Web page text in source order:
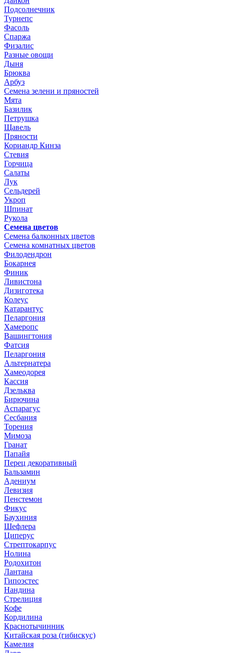
Подсолнечник
Турнепс
Фасоль
Спаржа
Физалис
Разные овощи
Дыня
Брюква
Арбуз
Семена зелени и пряностей
Мята
Базилик
Петрушка
Щавель
Пряности
Кориандр Кинза
Стевия
Горчица
Салаты
Лук
Сельдерей
Укроп
Шпинат
Рукола
Семена цветов
Семена балконных цветов
Семена комнатных цветов
Филодендрон
Бокарнея
Финик
Ливистона
Дизиготека
Колеус
Катарантус
Пеларгония
Хамеропс
Вашингтония
Фатсия
Пеларгония
Альтернатера
Хамеодорея
Кассия
Дзельква
Бирючина
Аспарагус
Сесбания
Торения
Мимоза
Гранат
Папайя
Перец декоративный
Бальзамин
Адениум
Левизия
Пенстемон
Фикус
Баухиния
Шефлера
Циперус
Стрептокарпус
Нолина
Родохитон
Лантана
Гипоэстес
Нандина
Стрелиция
Кофе
Кордилина
Краснотычинник
Китайская роза (гибискус)
Камелия